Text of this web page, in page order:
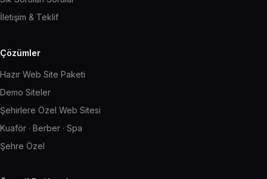
İletişim & Teklif
Çözümler
Hazır Web Site Paketi
Demo Siteler
Şehirlere Özel Web Sitesi
Kuaför · Berber · Spa
Şehre Özel